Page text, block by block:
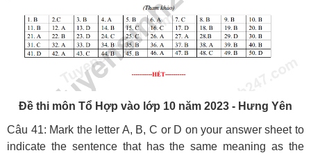
Đề thi môn Tổ Hợp vào lớp 10 năm 2023 - Hưng Yên
Câu 41: Mark the letter A, B, C or D on your answer sheet to
indicate the sentence that has the same meaning as the